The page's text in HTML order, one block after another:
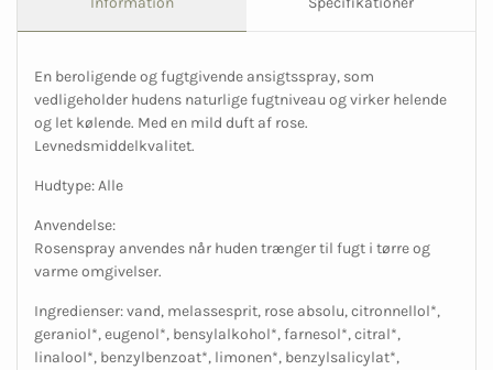
En beroligende og fugtgivende ansigtsspray, som
vedligeholder hudens naturlige fugtniveau og virker helende
og let kølende. Med en mild duft af rose.
Levnedsmiddelkvalitet.
Hudtype: Alle
Anvendelse:
Rosenspray anvendes når huden trænger til fugt i tørre og
varme omgivelser.
Ingredienser: vand, melassesprit, rose absolu, citronnellol*,
geraniol*, eugenol*, bensylalkohol*, farnesol*, citral*,
linalool*, benzylbenzoat*, limonen*, benzylsalicylat*,